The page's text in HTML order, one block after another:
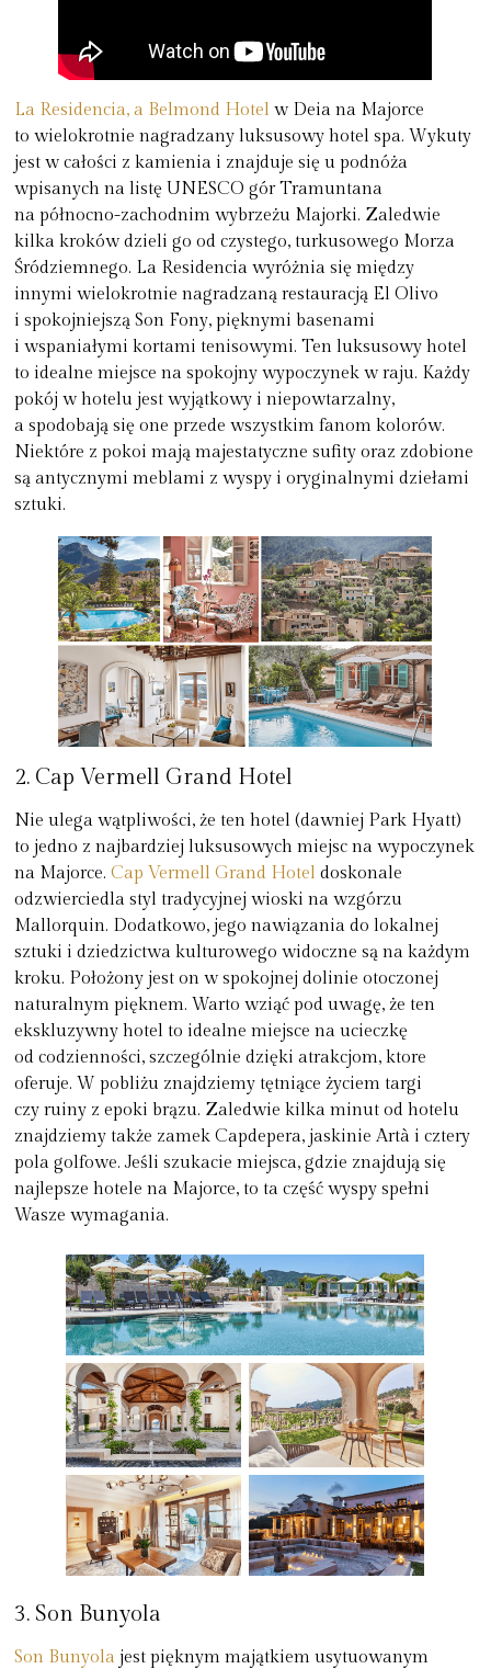
La Residencia, a Belmond Hotel w Deia na Majorce
to wielokrotnie nagradzany luksusowy hotel spa. Wykuty
jest w całości z kamienia i znajduje się u podnóża
wpisanych na listę UNESCO gór Tramuntana
na północno-zachodnim wybrzeżu Majorki. Zaledwie
kilka kroków dzieli go od czystego, turkusowego Morza
Śródziemnego. La Residencia wyróżnia się między
innymi wielokrotnie nagradzaną restauracją El Olivo
i spokojniejszą Son Fony, pięknymi basenami
i wspaniałymi kortami tenisowymi. Ten luksusowy hotel
to idealne miejsce na spokojny wypoczynek w raju. Każdy
pokój w hotelu jest wyjątkowy i niepowtarzalny,
a spodobają się one przede wszystkim fanom kolorów.
Niektóre z pokoi mają majestatyczne sufity oraz zdobione
są antycznymi meblami z wyspy i oryginalnymi dziełami
sztuki.
2. Cap Vermell Grand Hotel
Nie ulega wątpliwości, że ten hotel (dawniej Park Hyatt)
to jedno z najbardziej luksusowych miejsc na wypoczynek
na Majorce.Cap Vermell Grand Hotel doskonale
odzwierciedla styl tradycyjnej wioski na wzgórzu
Mallorquin. Dodatkowo, jego nawiązania do lokalnej
sztuki i dziedzictwa kulturowego widoczne są na każdym
kroku. Położony jest on w spokojnej dolinie otoczonej
naturalnym pięknem. Warto wziąć pod uwagę, że ten
ekskluzywny hotel to idealne miejsce na ucieczkę
od codzienności, szczególnie dzięki atrakcjom, ktore
oferuje. W pobliżu znajdziemy tętniące życiem targi
czy ruiny z epoki brązu. Zaledwie kilka minut od hotelu
znajdziemy także zamek Capdepera, jaskinie Artà i cztery
pola golfowe. Jeśli szukacie miejsca, gdzie znajdują się
najlepsze hotele na Majorce, to ta część wyspy spełni
Wasze wymagania.
3. Son Bunyola
Son Bunyola jest pięknym majątkiem usytuowanym